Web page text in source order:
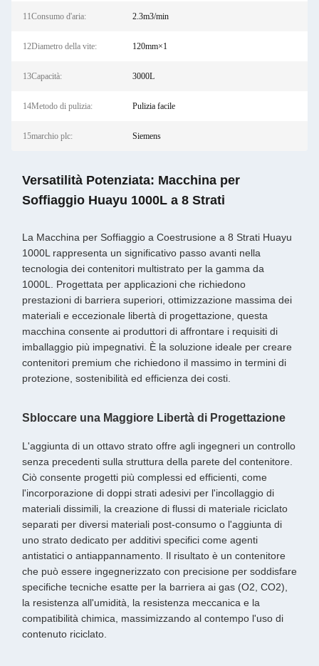
11Consumo d'aria: 2.3m3/min
12Diametro della vite: 120mm×1
13Capacità: 3000L
14Metodo di pulizia: Pulizia facile
15marchio plc: Siemens
Versatilità Potenziata: Macchina per
Soffiaggio Huayu 1000L a 8 Strati
La Macchina per Soffiaggio a Coestrusione a 8 Strati Huayu
1000L rappresenta un significativo passo avanti nella
tecnologia dei contenitori multistrato per la gamma da
1000L. Progettata per applicazioni che richiedono
prestazioni di barriera superiori, ottimizzazione massima dei
materiali e eccezionale libertà di progettazione, questa
macchina consente ai produttori di affrontare i requisiti di
imballaggio più impegnativi. È la soluzione ideale per creare
contenitori premium che richiedono il massimo in termini di
protezione, sostenibilità ed efficienza dei costi.
Sbloccare una Maggiore Libertà di Progettazione
L'aggiunta di un ottavo strato offre agli ingegneri un controllo
senza precedenti sulla struttura della parete del contenitore.
Ciò consente progetti più complessi ed efficienti, come
l'incorporazione di doppi strati adesivi per l'incollaggio di
materiali dissimili, la creazione di flussi di materiale riciclato
separati per diversi materiali post-consumo o l'aggiunta di
uno strato dedicato per additivi specifici come agenti
antistatici o antiappannamento. Il risultato è un contenitore
che può essere ingegnerizzato con precisione per soddisfare
specifiche tecniche esatte per la barriera ai gas (O2, CO2),
la resistenza all'umidità, la resistenza meccanica e la
compatibilità chimica, massimizzando al contempo l'uso di
contenuto riciclato.